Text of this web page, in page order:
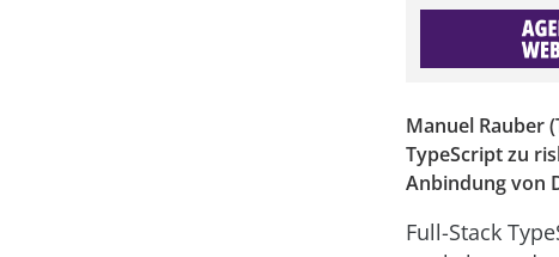
Manuel Rauber
TypeScript zu
Anbindung von
Full-Stack